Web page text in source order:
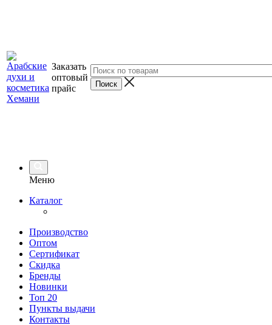
Заказать
оптовый
прайс
Меню
Каталог
Производство
Оптом
Сертификат
Скидка
Бренды
Новинки
Топ 20
Пункты выдачи
Контакты